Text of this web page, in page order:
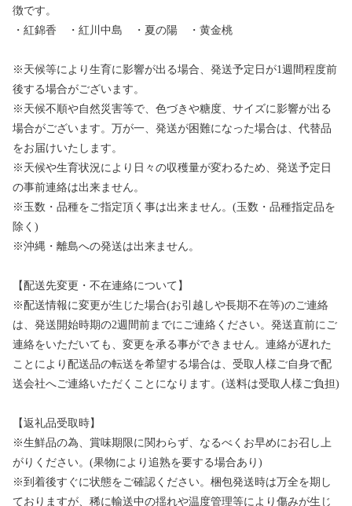
徴です。
・紅錦香 ・紅川中島 ・夏の陽 ・黄金桃
※天候等により生育に影響が出る場合、発送予定日が1週間程度前
後する場合がございます。
※天候不順や自然災害等で、色づきや糖度、サイズに影響が出る
場合がございます。万が一、発送が困難になった場合は、代替品
をお届けいたします。
※天候や生育状況により日々の収穫量が変わるため、発送予定日
の事前連絡は出来ません。
※玉数・品種をご指定頂く事は出来ません。(玉数・品種指定品を
除く)
※沖縄・離島への発送は出来ません。
【配送先変更・不在連絡について】
※配送情報に変更が生じた場合(お引越しや長期不在等)のご連絡
は、発送開始時期の2週間前までにご連絡ください。発送直前にご
連絡をいただいても、変更を承る事ができません。連絡が遅れた
ことにより配送品の転送を希望する場合は、受取人様ご自身で配
送会社へご連絡いただくことになります。(送料は受取人様ご負担)
【返礼品受取時】
※生鮮品の為、賞味期限に関わらず、なるべくお早めにお召し上
がりください。(果物により追熟を要する場合あり)
※到着後すぐに状態をご確認ください。梱包発送時は万全を期し
ておりますが、稀に輸送中の揺れや温度管理等により傷みが生じ